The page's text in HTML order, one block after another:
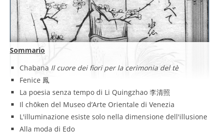
Sommario
Chabana Il cuore dei fiori per la cerimonia del tè
Fenice 鳳
La poesia senza tempo di Li Quingzhao 李清照
Il chōken del Museo d’Arte Orientale di Venezia
L'illuminazione esiste solo nella dimensione dell'illusione
Alla moda di Edo